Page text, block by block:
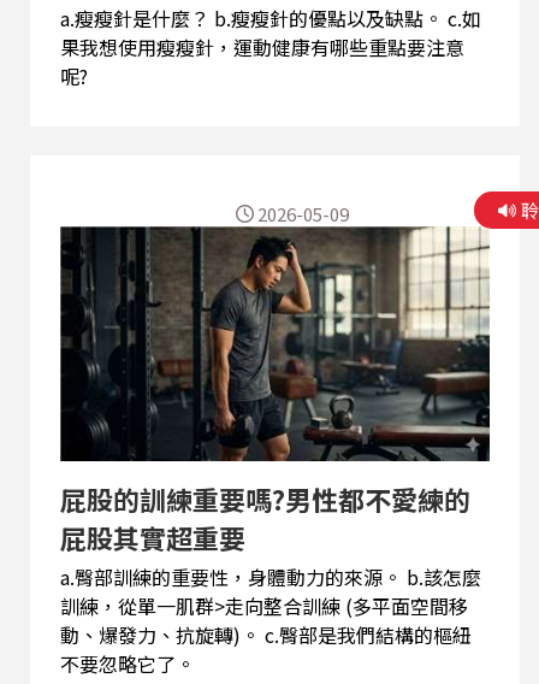
a.瘦瘦針是什麼？ b.瘦瘦針的優點以及缺點。 c.如
果我想使用瘦瘦針，運動健康有哪些重點要注意
呢?
屁股的訓練重要嗎?男性都不愛練的
屁股其實超重要
a.臀部訓練的重要性，身體動力的來源。 b.該怎麼
訓練，從單一肌群>走向整合訓練 (多平面空間移
動、爆發力、抗旋轉)。 c.臀部是我們結構的樞紐
不要忽略它了。
2026-05-09